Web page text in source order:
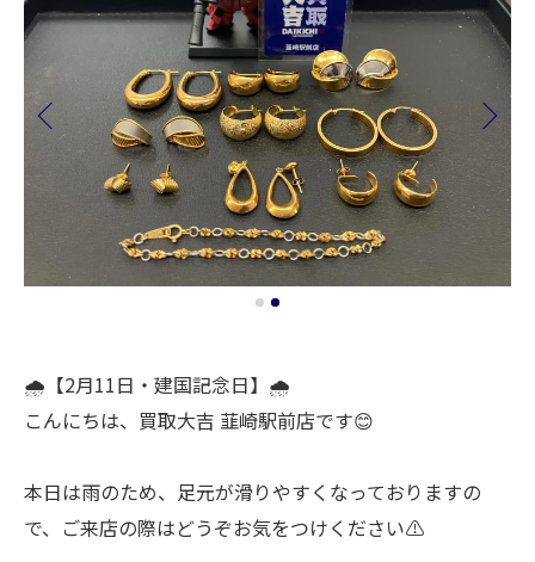
🌧️【2月11日・建国記念日】🌧️
こんにちは、買取大吉 韮崎駅前店です😊
本日は雨のため、足元が滑りやすくなっておりますの
で、ご来店の際はどうぞお気をつけください⚠️